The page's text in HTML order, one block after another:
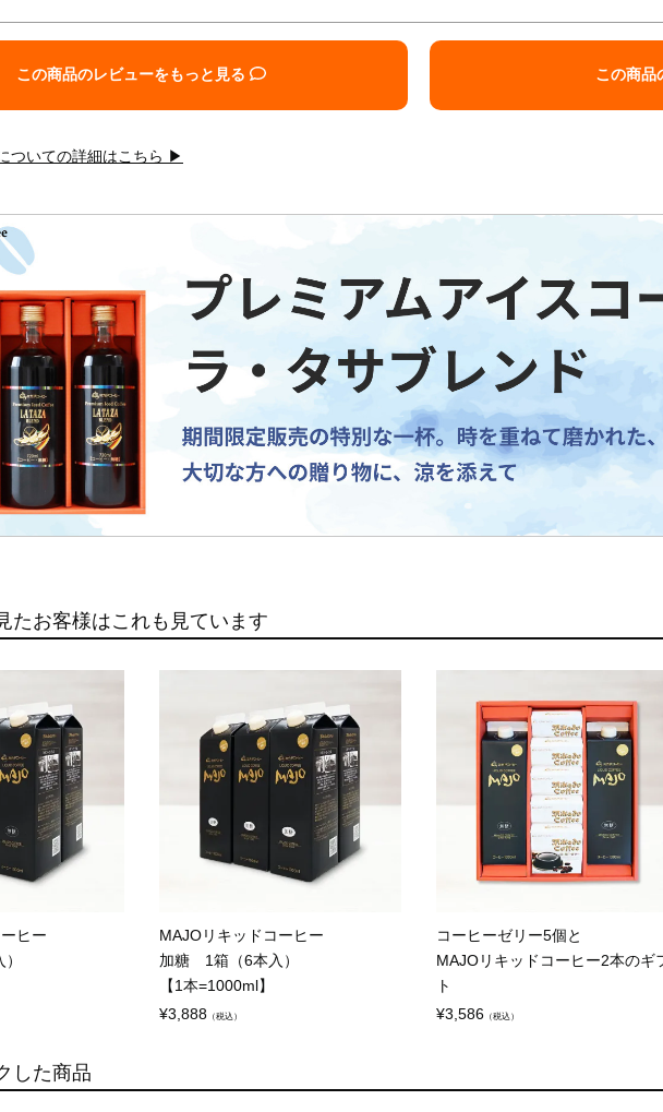
この商品のレビューをもっと見る この商品
ついての詳細はこちら ▶
たお客様はこれも見ています
ヒー
MAJOリキッドコーヒー
加糖 1箱（6本入）
【1本=1000ml】
¥3,888 （税込）
コーヒーゼリー5個と
MAJOリキッドコーヒー2本のギ
ト
¥3,586 （税込）
した商品